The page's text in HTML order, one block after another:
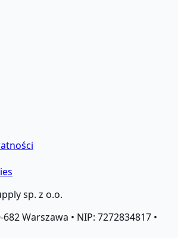
sp. z o.o.
Warszawa • NIP: 7272834817 •